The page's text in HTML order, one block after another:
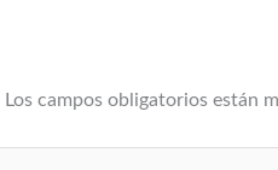
Los campos obligatorios están